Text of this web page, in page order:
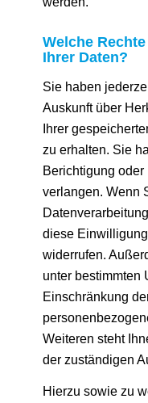
Welche
Ihrer Daten?
Sie haben
Auskunft über
Ihrer
zu erhalten. Sie
Berichtigung
verlangen. Wenn
diese
widerrufen.
unter bestimmten
Einschränkung
Weiteren steht
der zuständigen
Hierzu sowie zu